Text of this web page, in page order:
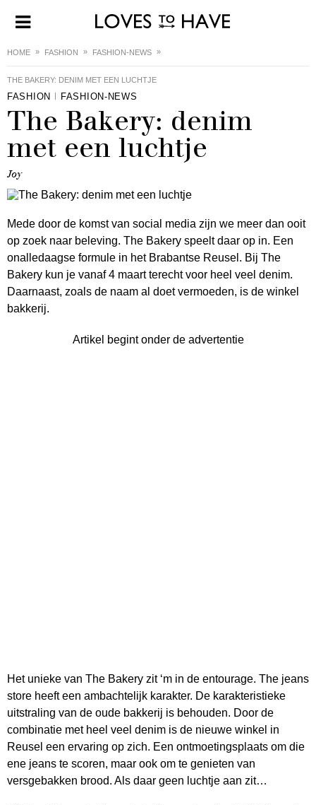
HOME FASHION FASHION-NEWS
THE BAKERY: DENIM MET EEN LUCHTJE
FASHION FASHION-NEWS
The Bakery: denim
met een luchtje
Joy
Mede door de komst van social media zijn we meer dan ooit
op zoek naar beleving. The Bakery speelt daar op in. Een
onalledaagse formule in het Brabantse Reusel. Bij The
Bakery kun je vanaf 4 maart terecht voor heel veel denim.
Daarnaast, zoals de naam al doet vermoeden, is de winkel
bakkerij.
Artikel begint onder de advertentie
Het unieke van The Bakery zit ‘m in de entourage. The jeans
store heeft een ambachtelijk karakter. De karakteristieke
uitstraling van de oude bakkerij is behouden. Door de
combinatie met heel veel denim is de nieuwe winkel in
Reusel een ervaring op zich. Een ontmoetingsplaats om die
ene jeans te scoren, maar ook om te genieten van
versgebakken brood. Als daar geen luchtje aan zit…